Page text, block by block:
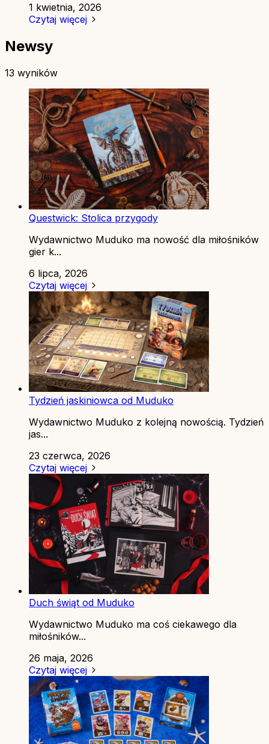
1 kwietnia, 2026
Czytaj więcej
Newsy
13 wyników
Questwick: Stolica przygody
Wydawnictwo Muduko ma nowość dla miłośników
gier k...
6 lipca, 2026
Czytaj więcej
Tydzień jaskiniowca od Muduko
Wydawnictwo Muduko z kolejną nowością. Tydzień
jas...
23 czerwca, 2026
Czytaj więcej
Duch świąt od Muduko
Wydawnictwo Muduko ma coś ciekawego dla
miłośników...
26 maja, 2026
Czytaj więcej